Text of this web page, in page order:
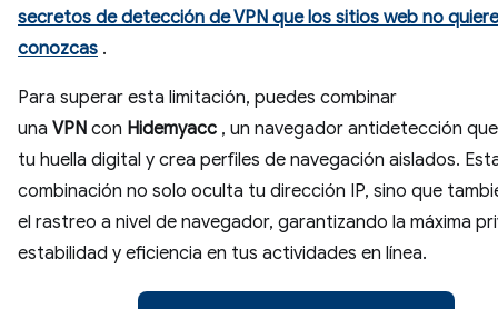
secretos de detección de VPN que los sitios web no
conozcas .
Para superar esta limitación, puedes combinar
una VPN con Hidemyacc , un navegador antidetección
tu huella digital y crea perfiles de navegación aislados.
combinación no solo oculta tu dirección IP, sino que
el rastreo a nivel de navegador, garantizando la máxima
estabilidad y eficiencia en tus actividades en línea.